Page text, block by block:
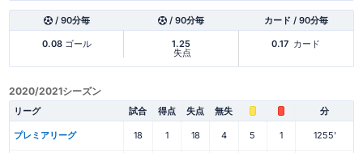
/ 90分毎 / 90分毎 カード / 90分毎
0.08ゴール 1.25
失点
0.17 カード
2020/2021シーズン
リーグ 試合 得点 失点 無失 分
プレミアリーグ 18 1 18 4 5 1 1255'